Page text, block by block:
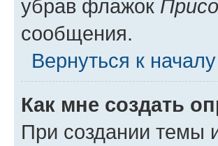
убрав флажок
сообщения.
Вернуться к началу
Как мне создать
При создании темы